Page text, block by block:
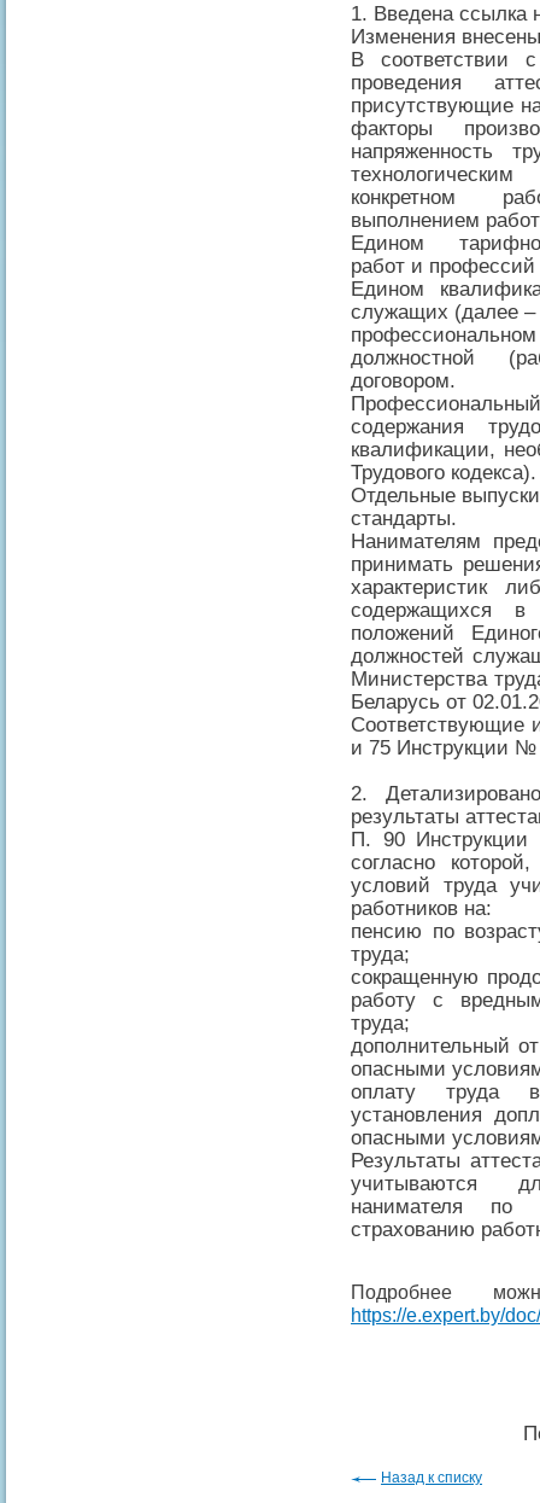
1. Введена ссылка
Изменения
В соответствии
проведения
присутствующие
факторы
напряженность
конкретном
выполнением
Едином
работ и
Едином
служащих (далее
профессиональном
должностной
договором.
содержания
квалификации,
Трудового кодекса).
Отдельные
стандарты.
Нанимателям
принимать
характеристик
содержащихся
положений
должностей
Министерства
Беларусь от
Соответствующие
и 75 Инструкции
2.
результаты
П. 90
согласно
условий труда
работников на:
пенсию по
труда;
сокращенную
работу с
труда;
дополнительный
опасными
оплату труда
установления
опасными
Результаты
учитываются
нанимателя по
страхованию
Подробнее
https://e.expert.by/
Назад к списку